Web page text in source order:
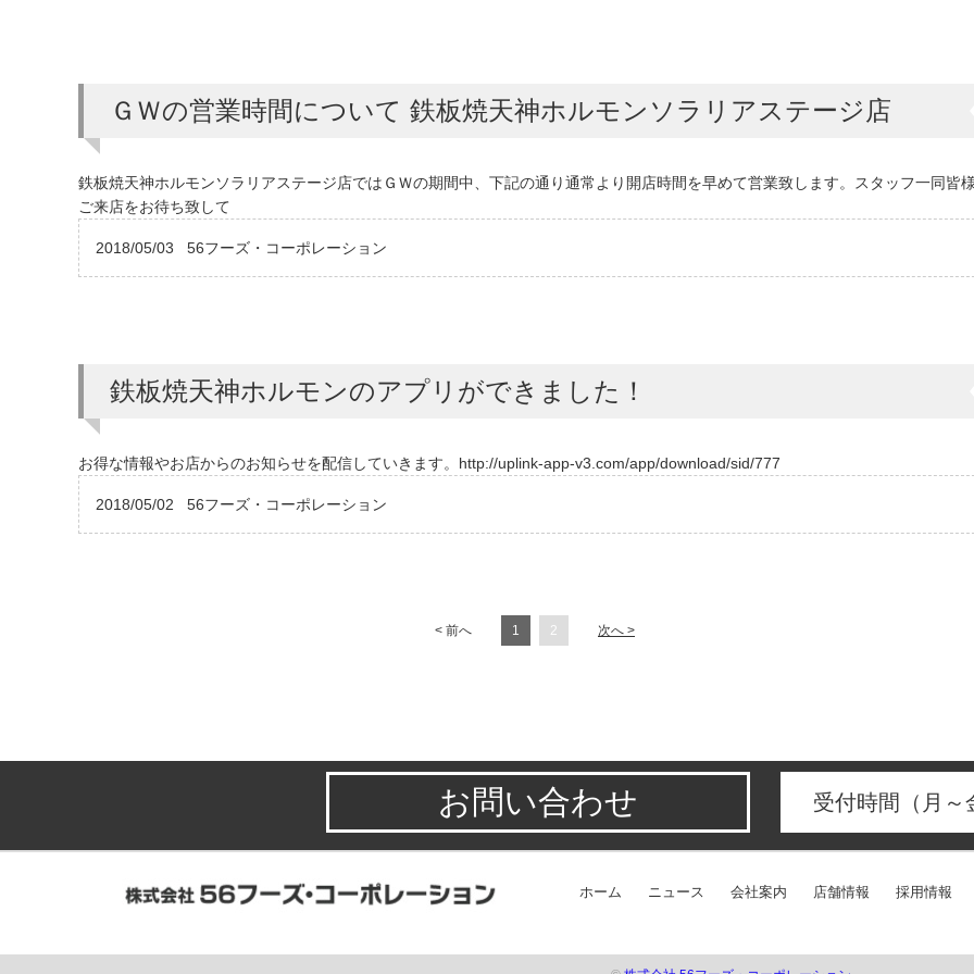
ＧＷの営業時間について 鉄板焼天神ホルモンソラリアステージ店
鉄板焼天神ホルモンソラリアステージ店ではＧＷの期間中、下記の通り通常より開店時間を早めて営業致します。スタッフ一同皆
ご来店をお待ち致して
2018/05/03 56フーズ・コーポレーション
鉄板焼天神ホルモンのアプリができました！
お得な情報やお店からのお知らせを配信していきます。http://uplink-app-v3.com/app/download/sid/777
2018/05/02 56フーズ・コーポレーション
< 前へ 1 2 次へ >
お問い合わせ 受付時間（月～
ホーム ニュース 会社案内 店舗情報 採用情報